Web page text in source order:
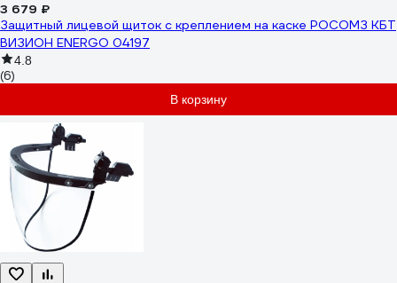
3 679 ₽
Защитный лицевой щиток с креплением на каске РОСОМЗ КБТ
ВИЗИОН ENERGO 04197
4.8
(6)
В корзину